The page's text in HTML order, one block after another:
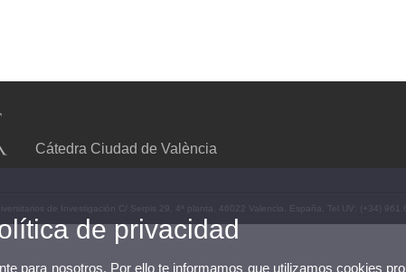
Cátedra Ciudad de València
de Investigación C/ Serpis 29, 4ª planta. 46022 Valencia. España. Tel UV: (+34)
de privacidad
para nosotros. Por ello te informamos que utilizamos cookies